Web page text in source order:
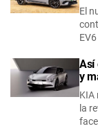
El
Así
y
KIA
la